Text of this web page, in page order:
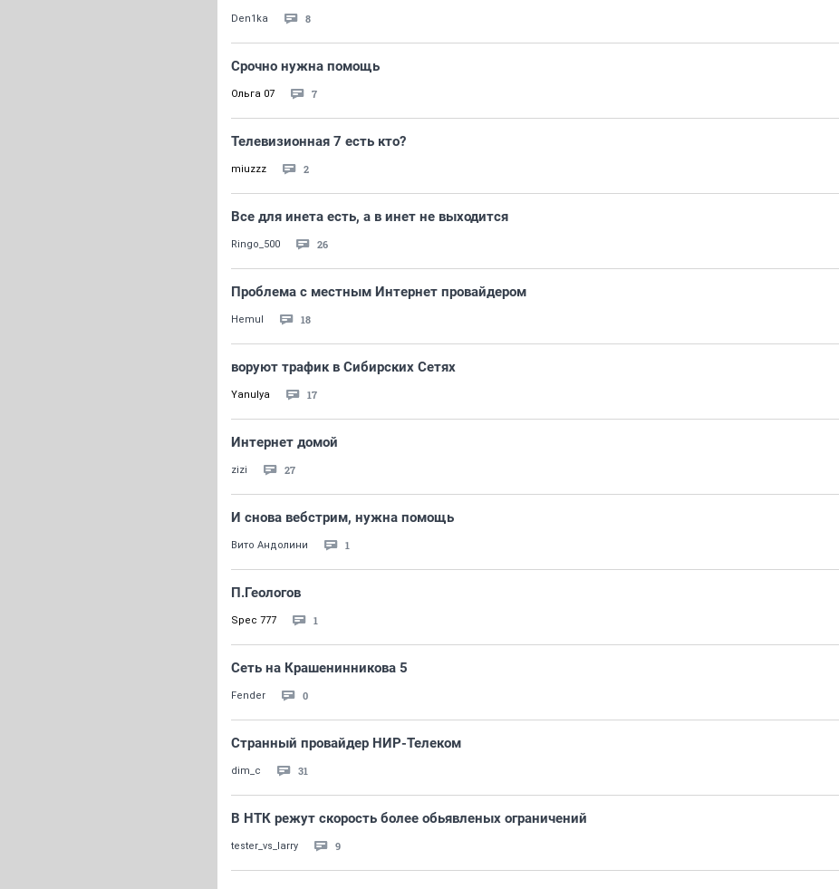
Den1ka 8
Срочно нужна помощь
Ольга 07 7
Телевизионная 7 есть кто?
miuzzz 2
Все для инета есть, а в инет не выходится
Ringo_500 26
Проблема с местным Интернет провайдером
Hemul 18
воруют трафик в Сибирских Сетях
Yanulya 17
Интернет домой
zizi 27
И снова вебстрим, нужна помощь
Вито Андолини 1
П.Геологов
Spec 777 1
Сеть на Крашенинникова 5
Fender 0
Странный провайдер НИР-Телеком
dim_c 31
В НТК режут скорость более обьявленых ограничений
tester_vs_larry 9